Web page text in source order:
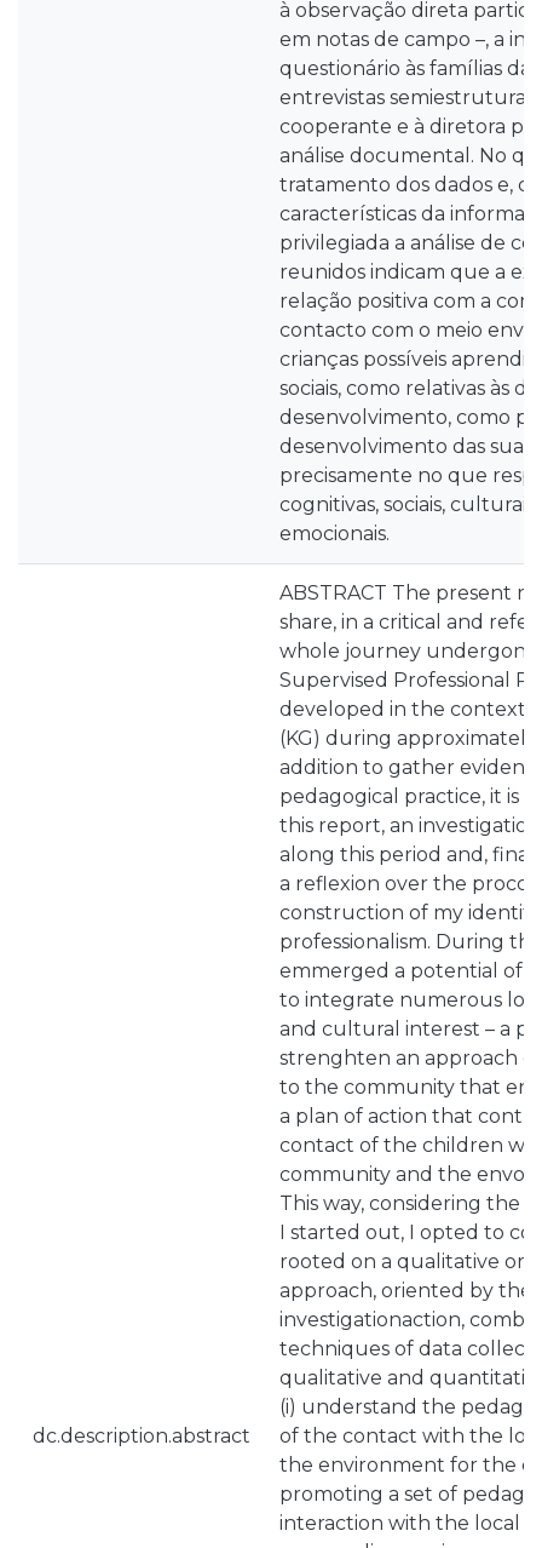
à observação direta
em notas de campo –, a
questionário às famílias
entrevistas
cooperante e à diretora
análise documental. No
tratamento dos dados e,
características da
privilegiada a análise de
reunidos indicam que a
relação positiva com a
contacto com o meio
crianças possíveis
sociais, como relativas às
desenvolvimento, como
desenvolvimento das suas
precisamente no que
cognitivas, sociais, culturais,
emocionais.
dc.description.abstract
ABSTRACT The present
share, in a critical and
whole journey
Supervised Professional
developed in the context
(KG) during
addition to gather
pedagogical practice, it is
this report, an
along this period and,
a reflexion over the
construction of my
professionalism. During
emmerged a potential of
to integrate numerous
and cultural interest – a
strenghten an approach
to the community that
a plan of action that
contact of the children
community and the
This way, considering the
I started out, I opted to
rooted on a qualitative or
approach, oriented by the
investigationaction,
techniques of data
qualitative and
(i) understand the
of the contact with the
the environment for the
promoting a set of
interaction with the local